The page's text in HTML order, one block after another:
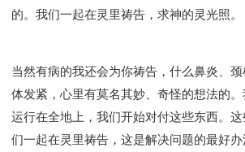
的。我们一起在灵里祷告，求神的灵光照。
当然有病的我还会为你祷告，什么鼻炎、
体发紧，心里有莫名其妙、奇怪的想法的
运行在全地上，我们开始对付这些东西。
们一起在灵里祷告，这是解决问题的最好办